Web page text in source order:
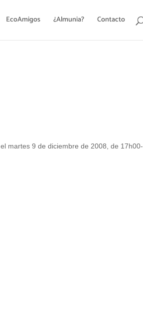
EcoAmigos ¿Almunia? Contacto
martes 9 de diciembre de 2008, de 17h00-